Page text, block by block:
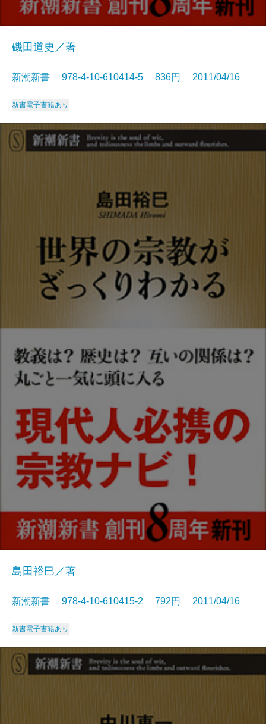
磯田道史／著
新潮新書 978-4-10-610414-5 836円 2011/04/16
新書電子書籍あり
島田裕巳／著
新潮新書 978-4-10-610415-2 792円 2011/04/16
新書電子書籍あり